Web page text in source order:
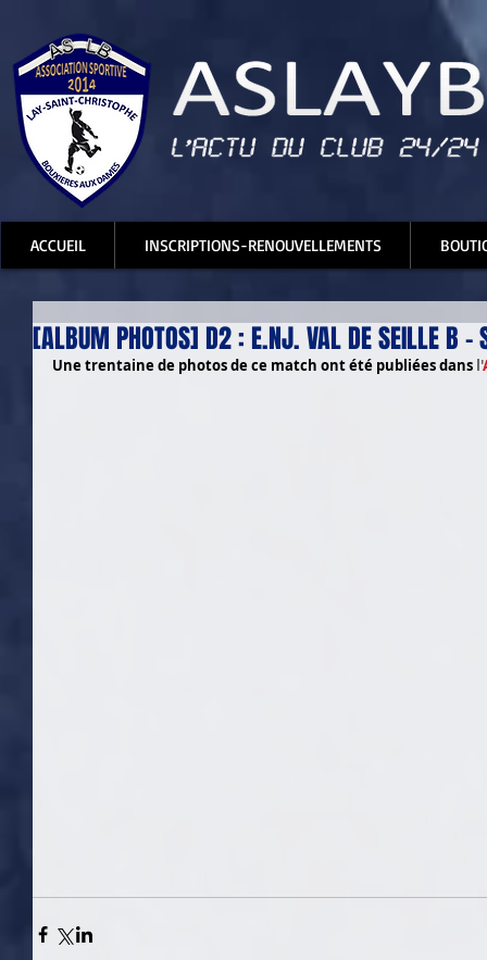
ACCUEIL INSCRIPTIONS-RENOUVELLEMENTS
[ALBUM PHOTOS] D2 : E.NJ. VAL DE SEILLE B -
Une trentaine de photos de ce match ont été publiées dans l'